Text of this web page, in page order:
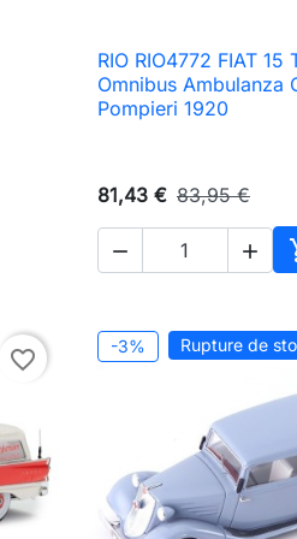
au panier
 Aperçu
RIO RIO4772 FIAT 15
Omnibus Ambulanza
Pompieri 1920
81,43 € 83,95 €
 
favorite_border -3% Rupture de